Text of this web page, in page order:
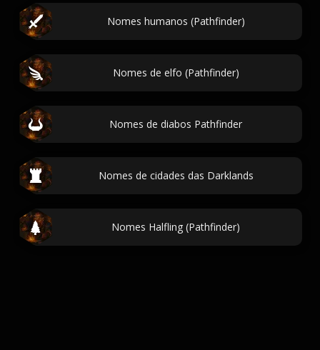
Nomes humanos (Pathfinder)
Nomes de elfo (Pathfinder)
Nomes de diabos Pathfinder
Nomes de cidades das Darklands
Nomes Halfling (Pathfinder)